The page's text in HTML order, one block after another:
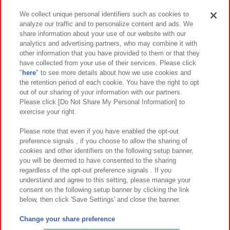
イベント・キャンペーン
関連会社 サステナビリティ サイトポリシー
プライバシーポリシー ウェブアクセシビリティ方針と検証結果
お取引先さまとともに
カスタマーハラスメント対応方針 よくあるご質問・お問い合わせ
©Bandai Namco Amusement Inc.
©Bandai Namco Amusement Lab Inc.
We collect unique personal identifiers such as cookies to
analyze our traffic and to personalize content and ads. We
share information about your use of our website with our
analytics and advertising partners, who may combine it with
other information that you have provided to them or that they
have collected from your use of their services. Please click
" here" to see more details about how we use cookies and
the retention period of each cookie. You have the right to opt
out of our sharing of your information with our partners.
Please click [Do Not Share My Personal Information] to
exercise your right.
Please note that even if you have enabled the opt-out
preference signals , if you choose to allow the sharing of
cookies and other identifiers on the following setup banner,
you will be deemed to have consented to the sharing
regardless of the opt-out preference signals . If you
understand and agree to this setting, please manage your
consent on the following setup banner by clicking the link
below, then click 'Save Settings' and close the banner.
Change your share preference